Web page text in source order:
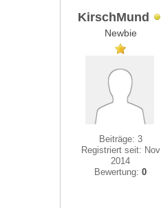
KirschMund
Newbie
Beiträge: 3
Registriert seit: Nov
2014
Bewertung:0